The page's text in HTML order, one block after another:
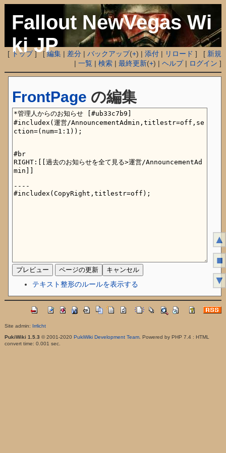
Fallout NewVegas Wi
ki JP
[ トップ] [編集 | 差分 |バックアップ(+) |添付 | リロード ] [ 新規
|一覧 |検索 |最終更新(+) |ヘルプ| ログイン ]
FrontPage の編集
テキスト整形のルールを表示する
Site admin: Irrlicht
PukiWiki 1.5.3 © 2001-2020 PukiWiki Development Team. Powered by PHP 7.4 : HTML
convert time: 0.001 sec.
▲
■
▼